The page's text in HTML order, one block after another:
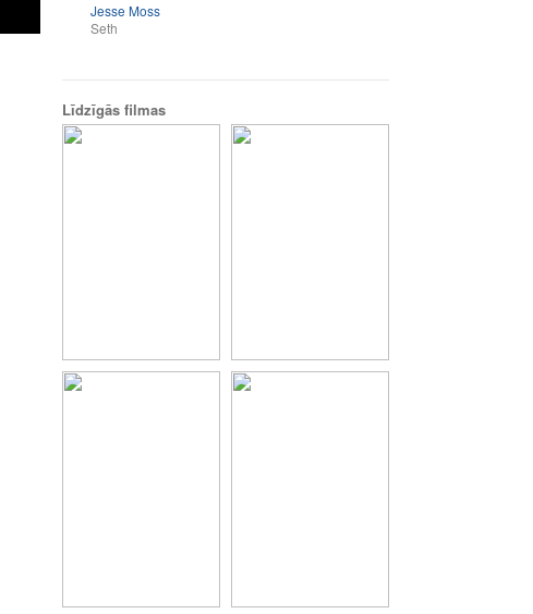
Jesse Moss
Seth
Līdzīgās filmas